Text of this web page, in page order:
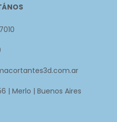
| Merlo | Buenos Aires